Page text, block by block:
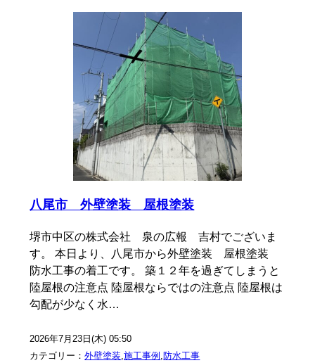
八尾市 外壁塗装 屋根塗装
堺市中区の株式会社 泉の広報 吉村でございま
す。 本日より、八尾市から外壁塗装 屋根塗装
防水工事の着工です。 築１２年を過ぎてしまうと
陸屋根の注意点 陸屋根ならではの注意点 陸屋根は
勾配が少なく水…
2026年7月23日(木) 05:50
カテゴリー：外壁塗装,施工事例 ,防水工事